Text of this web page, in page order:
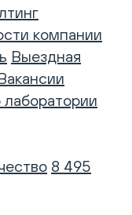
компании
Выездная
8 495